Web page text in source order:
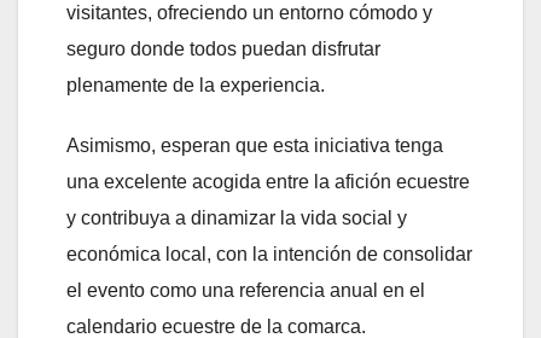
visitantes, ofreciendo un entorno cómodo y
seguro donde todos puedan disfrutar
plenamente de la experiencia.
Asimismo, esperan que esta iniciativa tenga
una excelente acogida entre la afición ecuestre
y contribuya a dinamizar la vida social y
económica local, con la intención de consolidar
el evento como una referencia anual en el
calendario ecuestre de la comarca.